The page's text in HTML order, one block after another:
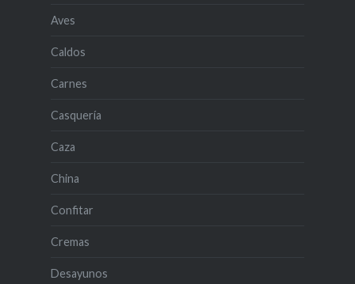
Aves
Caldos
Carnes
Casquería
Caza
China
Confitar
Cremas
Desayunos